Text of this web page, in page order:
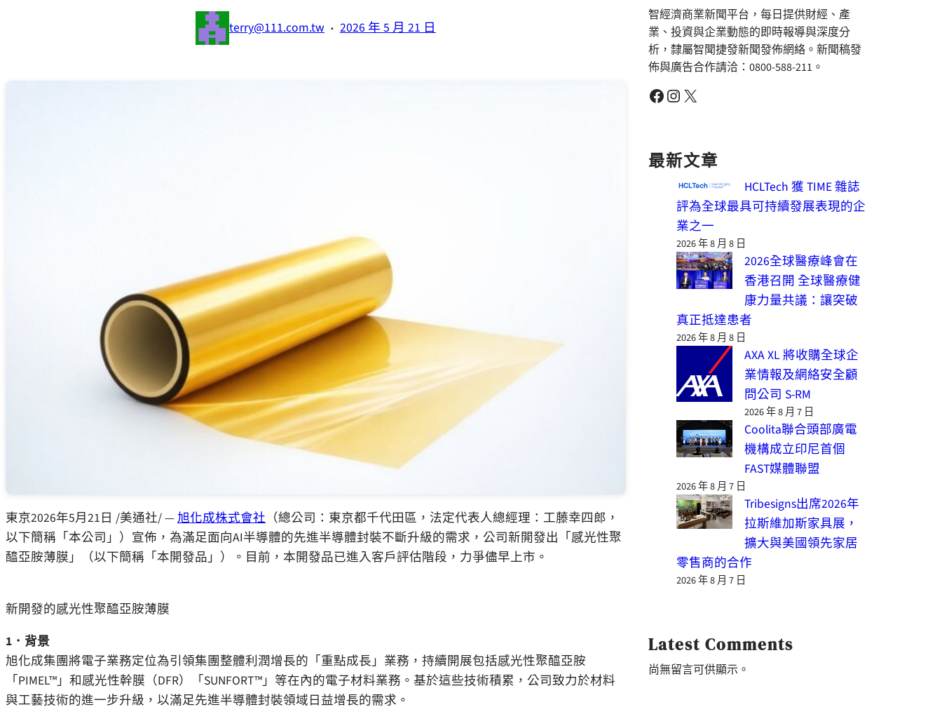
terry@111.com.tw · 2026 年 5 月 21 日
東京2026年5月21日 /美通社/ —旭化成株式會社 （總公司：東京都千代田區，法定代表人總經理：工藤幸四郎，
以下簡稱 「本公司」 ）宣佈，為滿足面向AI半導體的先進半導體封裝不斷升級的需求，公司新開發出 「感光性聚
醯亞胺薄膜」 （以下簡稱 「本開發品」 ）。目前，本開發品已進入客戶評估階段，力爭儘早上市。
新開發的感光性聚醯亞胺薄膜
1 ．背景
旭化成集團將電子業務定位為引領集團整體利潤增長的 「重點成長」 業務，持續開展包括感光性聚醯亞胺
「PIMEL™」 和感光性幹膜（DFR） 「SUNFORT™」 等在內的電子材料業務。基於這些技術積累，公司致力於材料
與工藝技術的進一步升級，以滿足先進半導體封裝領域日益增長的需求。
智經濟商業新聞平台，每日提供財經、產
業、投資與企業動態的即時報導與深度分
析，隸屬智聞捷發新聞發佈網絡。新聞稿發
佈與廣告合作請洽：0800-588-211。
Facebook Instagram X
最新文章
HCLTech 獲 TIME 雜誌
評為全球最具可持續發展表現的企
業之一
2026 年 8 月 8 日
2026全球醫療峰會在
香港召開 全球醫療健
康力量共議：讓突破
真正抵達患者
2026 年 8 月 8 日
AXA XL 將收購全球企
業情報及網絡安全顧
問公司 S-RM
2026 年 8 月 7 日
Coolita聯合頭部廣電
機構成立印尼首個
FAST媒體聯盟
2026 年 8 月 7 日
Tribesigns出席2026年
拉斯維加斯家具展，
擴大與美國領先家居
零售商的合作
2026 年 8 月 7 日
Latest Comments
尚無留言可供顯示。